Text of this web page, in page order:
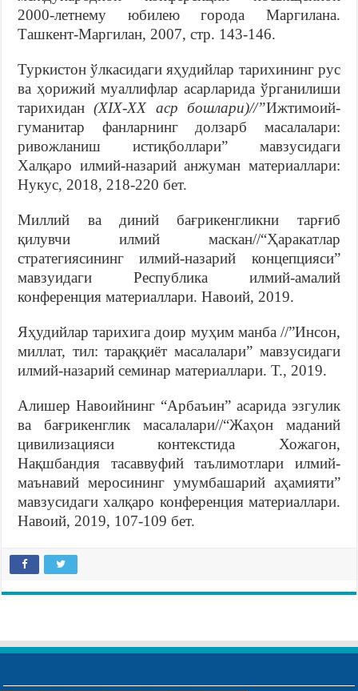
2000-летнему юбилею города Маргилана.
Ташкент-Маргилан, 2007, стр. 143-146.
Туркистон ўлкасидаги яҳудийлар тарихининг рус
ва ҳорижий муаллифлар асарларида ўрганилиши
тарихидан(XIX-XX аср бошлари)//”Ижтимоий-
гуманитар фанларнинг долзарб масалалари:
ривожланиш истиқболлари” мавзусидаги
Халқаро илмий-назарий анжуман материаллари:
Нукус, 2018, 218-220 бет.
Миллий ва диний бағрикенгликни тарғиб
қилувчи илмий маскан//“Ҳаракатлар
стратегиясининг илмий-назарий концепцияси”
мавзуидаги Республика илмий-амалий
конференция материаллари. Навоий, 2019.
Яҳудийлар тарихига доир муҳим манба //”Инсон,
миллат, тил: тараққиёт масалалари” мавзусидаги
илмий-назарий семинар материаллари. Т., 2019.
Алишер Навоийнинг “Арбаъин” асарида эзгулик
ва бағрикенглик масалалари//“Жаҳон маданий
цивилизацияси контекстида Хожагон,
Нақшбандия тасаввуфий таълимотлари илмий-
маънавий меросининг умумбашарий аҳамияти”
мавзусидаги халқаро конференция материаллари.
Навоий, 2019, 107-109 бет.